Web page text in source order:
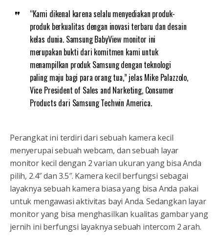
“Kami dikenal karena selalu menyediakan produk-
produk berkualitas dengan inovasi terbaru dan desain
kelas dunia. Samsung BabyView monitor ini
merupakan bukti dari komitmen kami untuk
menampilkan produk Samsung dengan teknologi
paling maju bagi para orang tua,” jelas Mike Palazzolo,
Vice President of Sales and Narketing, Consumer
Products dari Samsung Techwin America.
Perangkat ini terdiri dari sebuah kamera kecil
menyerupai sebuah webcam, dan sebuah layar
monitor kecil dengan 2 varian ukuran yang bisa Anda
pilih, 2.4″ dan 3.5″. Kamera kecil berfungsi sebagai
layaknya sebuah kamera biasa yang bisa Anda pakai
untuk mengawasi aktivitas bayi Anda. Sedangkan layar
monitor yang bisa menghasilkan kualitas gambar yang
jernih ini berfungsi layaknya sebuah intercom 2 arah.